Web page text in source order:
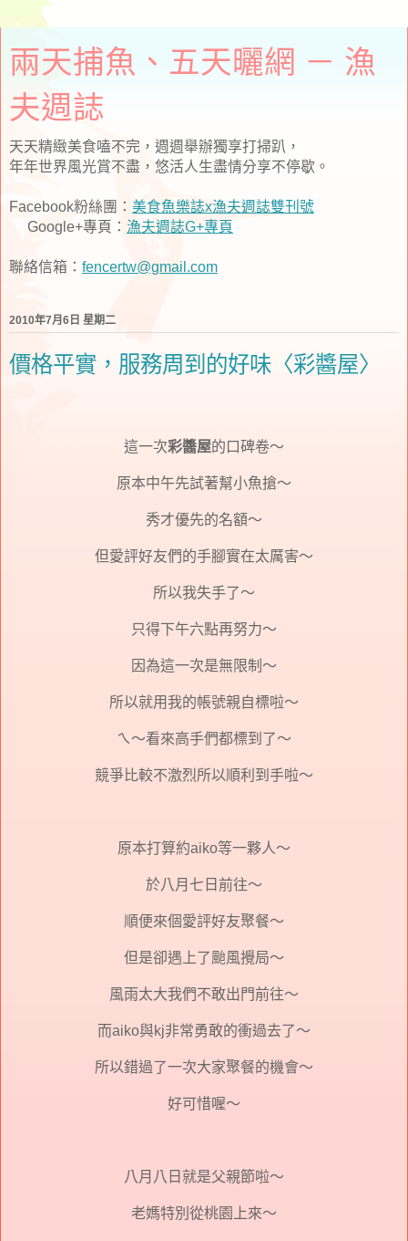
兩天捕魚、五天曬網 － 漁
夫週誌
天天精緻美食嗑不完，週週舉辦獨享打掃趴，
年年世界風光賞不盡，悠活人生盡情分享不停歇。
Facebook粉絲團： 美食魚樂誌x漁夫週誌雙刊號
Google+專頁： 漁夫週誌G+專頁
聯絡信箱： fencertw@gmail.com
2010年7月6日 星期二
價格平實，服務周到的好味〈彩醬屋〉
這一次彩醬屋的口碑卷～
原本中午先試著幫小魚搶～
秀才優先的名額～
但愛評好友們的手腳實在太厲害～
所以我失手了～
只得下午六點再努力～
因為這一次是無限制～
所以就用我的帳號親自標啦～
ㄟ～看來高手們都標到了～
競爭比較不激烈所以順利到手啦～
原本打算約aiko等一夥人～
於八月七日前往～
順便來個愛評好友聚餐～
但是卻遇上了颱風攪局～
風雨太大我們不敢出門前往～
而aiko與kj非常勇敢的衝過去了～
所以錯過了一次大家聚餐的機會～
好可惜喔～
八月八日就是父親節啦～
老媽特別從桃園上來～